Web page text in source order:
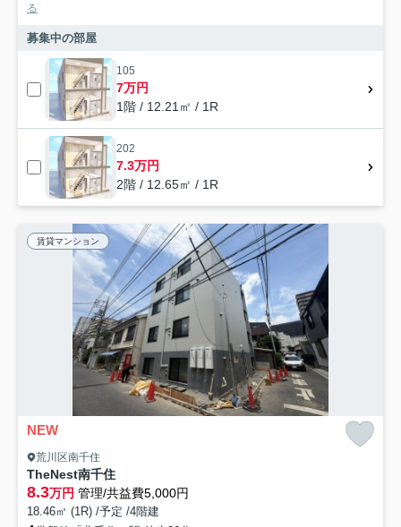
る
募集中の部屋
105
7万円
1階 / 12.21㎡ / 1R
202
7.3万円
2階 / 12.65㎡ / 1R
賃貸マンション
NEW
荒川区南千住
TheNest南千住
8.3万円 管理/共益費5,000円
18.46㎡ (1R) /予定 /4階建